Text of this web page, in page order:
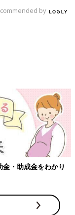
by
・助成金をわかり